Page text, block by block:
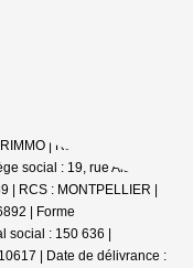
| Raison
social : 19, rue Alsace
| RCS : MONTPELLIER |
| Forme
social : 150 636 |
| Date de délivrance :